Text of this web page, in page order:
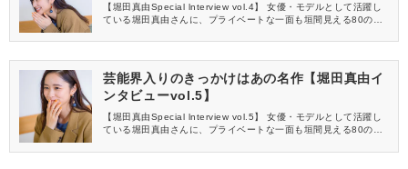
【堀田真由Special lnterview vol.4】 女優・モデルとして活躍し
ている堀田真由さんに、プライベートな一面も垣間見える80の質
芸能界入りのきっかけはあの名作【堀田真由イ
ンタビューvol.5】
【堀田真由Special lnterview vol.5】 女優・モデルとして活躍し
ている堀田真由さんに、プライベートな一面も垣間見える80の質